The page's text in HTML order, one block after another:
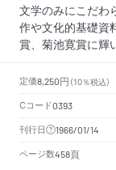
文学のみにこだわ
作や文化的基礎資
賞、菊池寛賞に輝
定価8,250円 （10％税込）
Cコード0393
刊行日
1966/01/14
ページ数458頁